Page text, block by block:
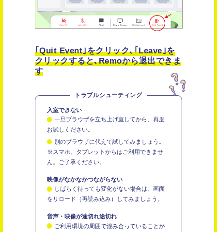
｢Quit Event｣をクリック､｢Leave｣を
クリックすると､Remoから退出できま
す
トラブルシューティング
入室できない
一旦ブラウザを立ち上げ直してから、再度
お試しください。
別のブラウザに代えて試してみましょう。
※スマホ、タブレットからはご利用できませ
ん。ご了承ください。
映像がなかなかつながらない
しばらく待っても変化がない場合は、画面
をリロード（再読み込み）してみましょう。
音声・映像が途切れ途切れ
ご利用環境の周囲で混み合っていることが